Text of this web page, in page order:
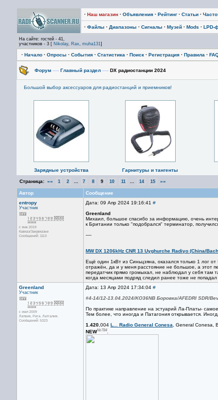
· Наш магазин · Объявления · Рейтинг · Статьи ·
· Файлы · Диапазоны · Сигналы · Музей · Mods · LPD-
На сайте: гостей - 41,
участников - 3 [ Nikolay, Rax, muha131]
· Начало · Опросы · События · Статистика · Поиск · Регистрация · Правила ·
Форум —› Главный раздел —› DX радиостанции 2024
Большой выбор аксессуаров для радиостанций и приемников!
Зарядные устройства Гарнитуры и тангенты
Страница: «« 1 2 7 8 9 10 11 14 15 »»
Автор
Сообщение
entropy
Участник
с янв 2019
Кавказ/Закавказье
Сообщений: 1113
Дата: 09 Апр 2024 19:16:41 #
Greenland
Михаил, большое спасибо за информацию, очень
к Британии только "подобрался" терминатор,
----
MW DX 1206kHz CNR 13 Uyghurche Radiyo (China/
Ещё один 1кВт из Синьцзяна, оказался только 1 лог
отражён, да и у меня расстояние не большое, а этот
передатчик прямо громыхал, не наблюдал у себя там
когда месяцами подряд следил ранее тоже не попадал
Greenland
Участник
с июл 2009
Латвия, Рига. Латгалия.
Сообщений: 5323
Дата: 13 Апр 2024 17:34:04 #
#4-14/12-13.04.2024/KO36NB Боровка/AFEDRI SDR/
По практике направление на эстуарий Ла-Платы-
Тем более, что иногда и Патагония открывается.
1.420 ,004 L... Radio General Conesa , General Conesa,
NEW№784.